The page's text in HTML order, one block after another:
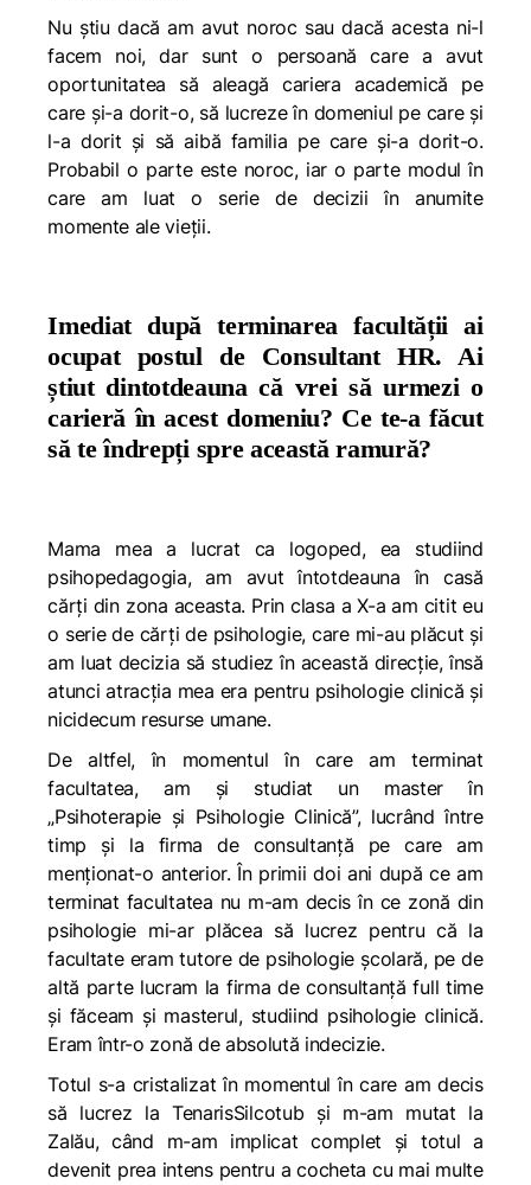
Nu știu dacă am avut noroc sau dacă acesta ni-l
facem noi, dar sunt o persoană care a avut
oportunitatea să aleagă cariera academică pe
care și-a dorit-o, să lucreze în domeniul pe care și
l-a dorit și să aibă familia pe care și-a dorit-o.
Probabil o parte este noroc, iar o parte modul în
care am luat o serie de decizii în anumite
momente ale vieții.
Imediat după terminarea facultății ai
ocupat postul de Consultant HR. Ai
știut dintotdeauna că vrei să urmezi o
carieră în acest domeniu? Ce te-a făcut
să te îndrepți spre această ramură?
Mama mea a lucrat ca logoped, ea studiind
psihopedagogia, am avut întotdeauna în casă
cărți din zona aceasta. Prin clasa a X-a am citit eu
o serie de cărți de psihologie, care mi-au plăcut și
am luat decizia să studiez în această direcție, însă
atunci atracția mea era pentru psihologie clinică și
nicidecum resurse umane.
De altfel, în momentul în care am terminat
facultatea, am și studiat un master în
„Psihoterapie și Psihologie Clinică”, lucrând între
timp și la firma de consultanță pe care am
menționat-o anterior. În primii doi ani după ce am
terminat facultatea nu m-am decis în ce zonă din
psihologie mi-ar plăcea să lucrez pentru că la
facultate eram tutore de psihologie școlară, pe de
altă parte lucram la firma de consultanță full time
și făceam și masterul, studiind psihologie clinică.
Eram într-o zonă de absolută indecizie.
Totul s-a cristalizat în momentul în care am decis
să lucrez la TenarisSilcotub și m-am mutat la
Zalău, când m-am implicat complet și totul a
devenit prea intens pentru a cocheta cu mai multe